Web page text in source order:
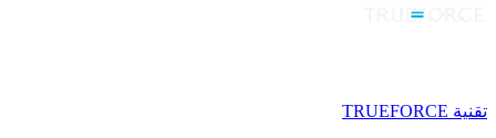
تقنية TRUEFORCE